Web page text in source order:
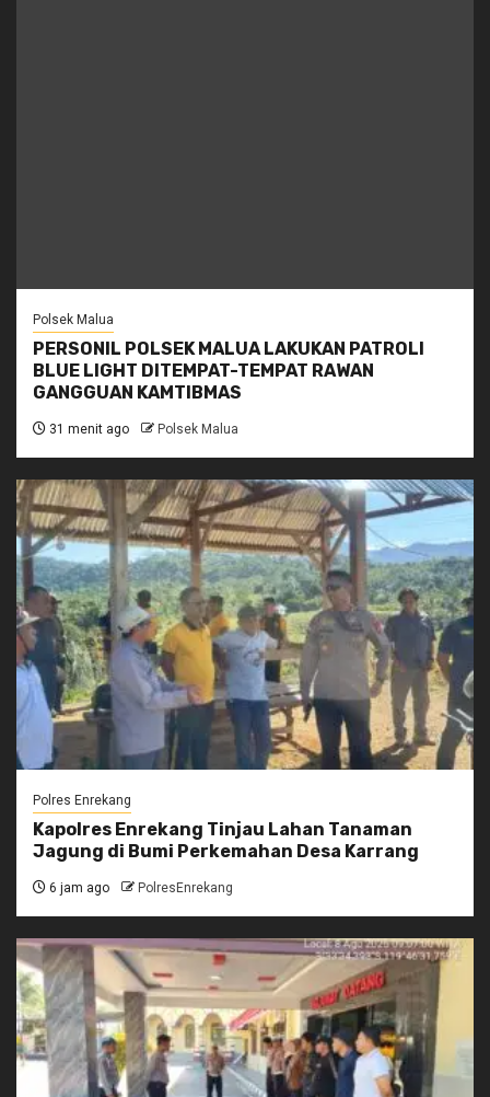
Polsek Malua
PERSONIL POLSEK MALUA LAKUKAN PATROLI
BLUE LIGHT DITEMPAT-TEMPAT RAWAN
GANGGUAN KAMTIBMAS
31 menit ago Polsek Malua
Polres Enrekang
Kapolres Enrekang Tinjau Lahan Tanaman
Jagung di Bumi Perkemahan Desa Karrang
6 jam ago PolresEnrekang